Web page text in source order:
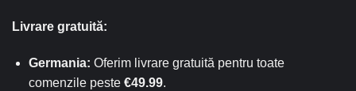
Livrare gratuită:
Germania: Oferim livrare gratuită pentru toate
comenzile peste €49.99.